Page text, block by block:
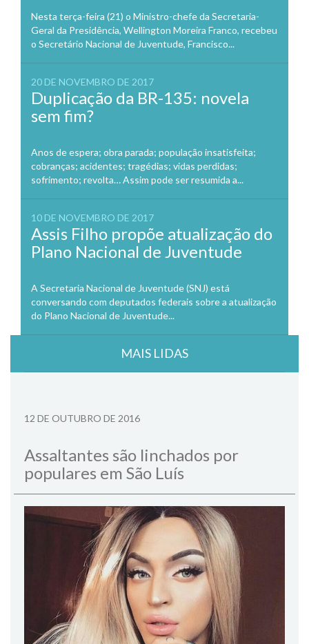
Nesta terça-feira (21) o Ministro-chefe da Secretaria-
Geral da Presidência, Wellington Moreira Franco, recebeu
o Secretário Nacional de Juventude, Francisco...
20 DE NOVEMBRO DE 2017
Duplicação da BR-135: novela
sem fim?
Anos de espera; obra parada; população insatisfeita;
cobranças; acidentes; tragédias; vidas perdidas;
sofrimento; revolta… Assim pode ser resumida a...
10 DE NOVEMBRO DE 2017
Assis Filho propõe atualização do
Plano Nacional de Juventude
A Secretaria Nacional de Juventude (SNJ) está
conversando com deputados federais sobre a atualização
do Plano Nacional de Juventude...
MAIS LIDAS
12 DE OUTUBRO DE 2016
Assaltantes são linchados por
populares em São Luís